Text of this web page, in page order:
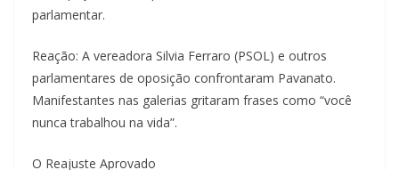
parlamentar.
Reação: A vereadora Silvia Ferraro (PSOL) e outros
parlamentares de oposição confrontaram Pavanato.
Manifestantes nas galerias gritaram frases como “você
nunca trabalhou na vida”.
O Reajuste Aprovado